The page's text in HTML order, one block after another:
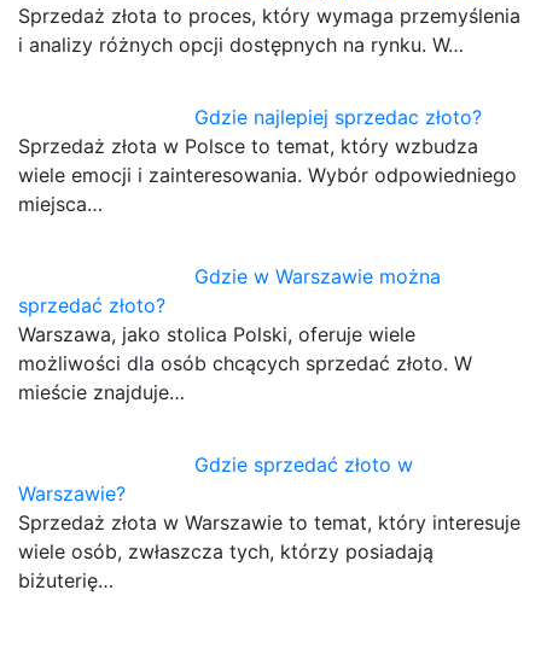
Sprzedaż złota to proces, który wymaga przemyślenia
i analizy różnych opcji dostępnych na rynku. W…
Gdzie najlepiej sprzedac złoto?
Sprzedaż złota w Polsce to temat, który wzbudza
wiele emocji i zainteresowania. Wybór odpowiedniego
miejsca…
Gdzie w Warszawie można
sprzedać złoto?
Warszawa, jako stolica Polski, oferuje wiele
możliwości dla osób chcących sprzedać złoto. W
mieście znajduje…
Gdzie sprzedać złoto w
Warszawie?
Sprzedaż złota w Warszawie to temat, który interesuje
wiele osób, zwłaszcza tych, którzy posiadają
biżuterię…